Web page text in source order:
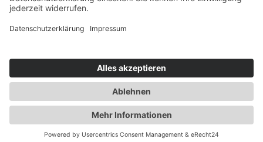
Unsere Öffnungszeiten
Wir sind für Sie da:
Zertifizierung
Nachhaltigkeit
Impressum |Datenschutz|Barrierefreiheit